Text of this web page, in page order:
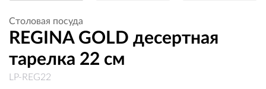
Столовая посуда
REGINA GOLD десертная
тарелка 22 см
LP-REG22